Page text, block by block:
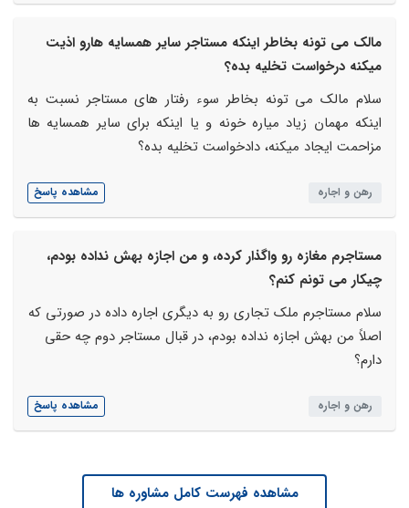
مالک می تونه بخاطر اینکه مستاجر سایر همسایه هارو اذیت
میکنه درخواست تخلیه بده؟
سلام مالک می تونه بخاطر سوء رفتار های مستاجر نسبت به
اینکه مهمان زیاد میاره خونه و یا اینکه برای سایر همسایه ها
مزاحمت ایجاد میکنه، دادخواست تخلیه بده؟
رهن و اجاره مشاهده پاسخ
مستاجرم مغازه رو واگذار کرده، و من اجازه بهش نداده بودم،
چیکار می تونم کنم؟
سلام مستاجرم ملک تجاری رو به دیگری اجاره داده در صورتی که
اصلاً من بهش اجازه نداده بودم، در قبال مستاجر دوم چه حقی
دارم؟
رهن و اجاره مشاهده پاسخ
مشاهده فهرست کامل مشاوره ها